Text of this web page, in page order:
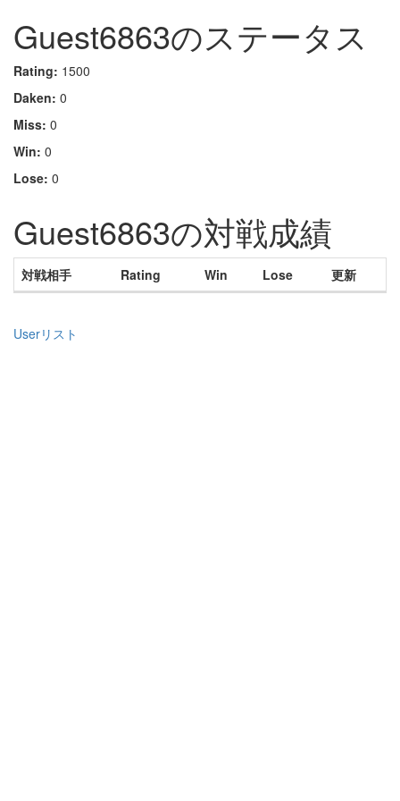
Guest6863のステータス
Rating: 1500
Daken: 0
Miss: 0
Win: 0
Lose: 0
Guest6863の対戦成績
対戦相手 Rating Win Lose 更新
Userリスト